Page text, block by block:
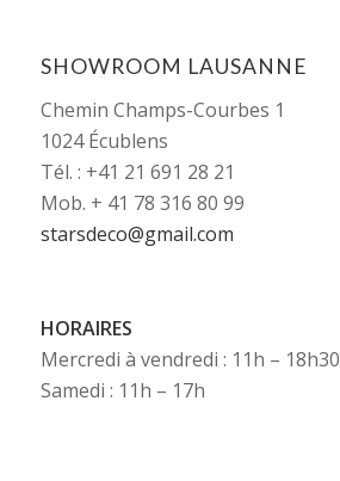
SHOWROOM LAUSANNE
Chemin Champs-Courbes 1
1024 Écublens
Tél. : +41 21 691 28 21
Mob. + 41 78 316 80 99
starsdeco@gmail.com
HORAIRES
Mercredi à vendredi : 11h – 18h30
Samedi : 11h – 17h